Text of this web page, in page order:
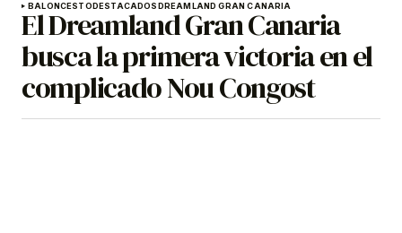
BALONCESTODESTACADOSDREAMLAND GRAN CANARIA
El Dreamland Gran Canaria
busca la primera victoria en el
complicado Nou Congost